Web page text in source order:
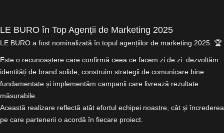
LE BURO în Top Agenții de Marketing 2025
LE BURO a fost nominalizată în topul agențiilor de marketing 2025. 🏆
Este o recunoaștere care confirmă ceea ce facem zi de zi: dezvoltăm
identități de brand solide, construim strategii de comunicare bine
fundamentate și implementăm campanii care livrează rezultate
măsurabile.
Această realizare reflectă atât efortul echipei noastre, cât și încrederea
pe care partenerii o acordă în fiecare proiect.